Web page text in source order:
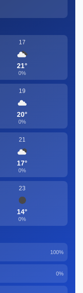
17
21°
0%
19
20°
0%
21
17°
0%
23
14°
0%
100%
0%